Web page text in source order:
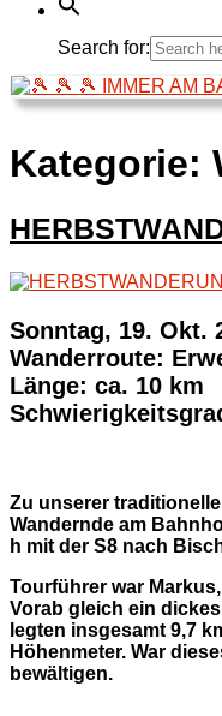
Search for:
Kategorie:
Sonntag, 19. Okt.
Wanderroute:
Länge: ca. 10 km
Zu unserer
Wandernde am
h mit der S8 nach
Tourführer war
Vorab gleich ein
legten insgesamt 9,7
Höhenmeter. War
bewältigen.